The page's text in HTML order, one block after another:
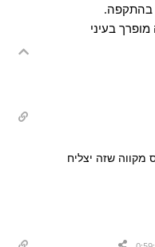
בהתקפה.
בעיני
מקווה שזה יצליח